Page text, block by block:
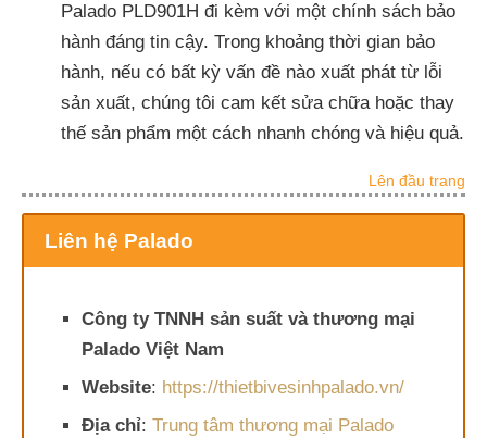
Palado PLD901H đi kèm với một chính sách bảo
hành đáng tin cậy. Trong khoảng thời gian bảo
hành, nếu có bất kỳ vấn đề nào xuất phát từ lỗi
sản xuất, chúng tôi cam kết sửa chữa hoặc thay
thế sản phẩm một cách nhanh chóng và hiệu quả.
Lên đầu trang
Liên hệ Palado
Công ty TNNH sản suất và thương mại
Palado Việt Nam
Website: https://thietbivesinhpalado.vn/
Địa chỉ: Trung tâm thương mại Palado